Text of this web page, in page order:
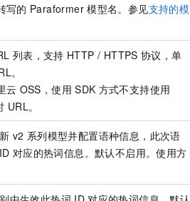
写的 Paraformer 模型名。参见支持的模
列表，支持 HTTP / HTTPS 协议，单
。
云 OSS，使用 SDK 方式不支持使用
。
v2 系列模型并配置语种信息，此次语
ID 对应的热词信息。默认不启用。使用方